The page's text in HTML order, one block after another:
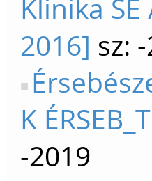
Klinika
2016] sz:
K
-2019